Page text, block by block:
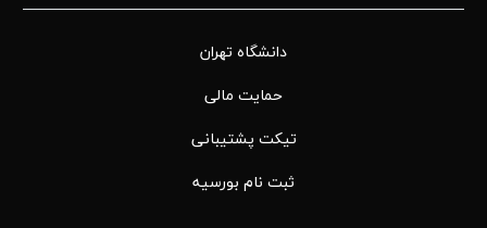
دانشگاه تهران
حمایت مالی
تیکت پشتیبانی
ثبت نام بورسیه